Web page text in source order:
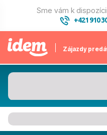
Sme vám k dispozícii
+421 910
Zájazdy